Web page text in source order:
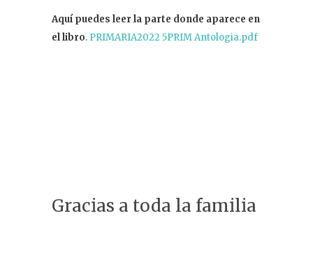
Aquí puedes leer la parte donde aparece en
el libro. PRIMARIA2022 5PRIM Antologia.pdf
Gracias a toda la familia